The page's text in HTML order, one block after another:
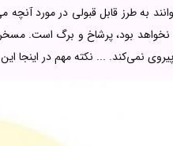
به طرز قابل قبولی در مورد
نخواهد بود، پرشاخ و برگ است.
نمی‌کند. ... نکته مهم در